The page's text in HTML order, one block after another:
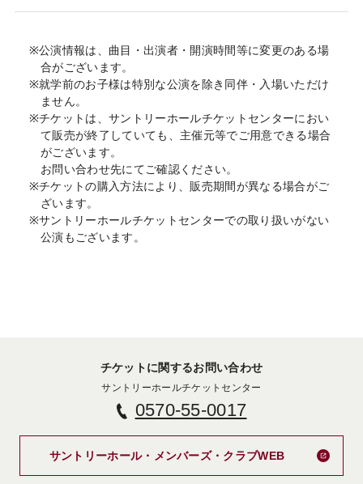
※公演情報は、曲目・出演者・開演時間等に変更のある場
合がございます。
※就学前のお子様は特別な公演を除き同伴・入場いただけ
ません。
※チケットは、サントリーホールチケットセンターにおい
て販売が終了していても、主催元等でご用意できる場合
がございます。
お問い合わせ先にてご確認ください。
※チケットの購入方法により、販売期間が異なる場合がご
ざいます。
※サントリーホールチケットセンターでの取り扱いがない
公演もございます。
チケットに関するお問い合わせ
サントリーホールチケットセンター
0570-55-0017
サントリーホール・メンバーズ・クラブWEB